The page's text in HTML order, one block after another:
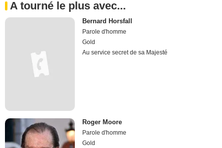
A tourné le plus avec...
Bernard Horsfall
Parole d'homme
Gold
Au service secret de sa Majesté
Roger Moore
Parole d'homme
Gold